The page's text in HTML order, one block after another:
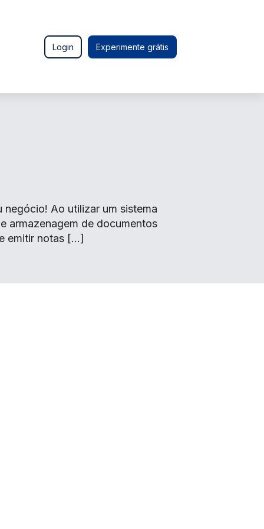
Login Experimente grátis
negócio! Ao utilizar um sistema
armazenagem de documentos
emitir notas […]